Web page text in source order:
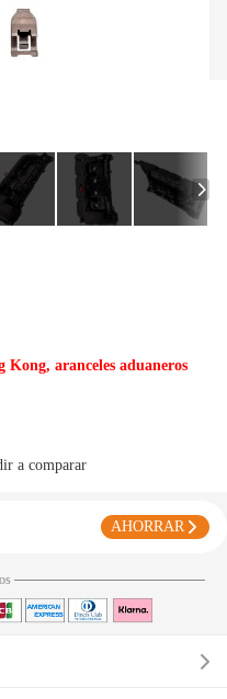
Kong, aranceles aduaneros
a comparar
AHORRAR